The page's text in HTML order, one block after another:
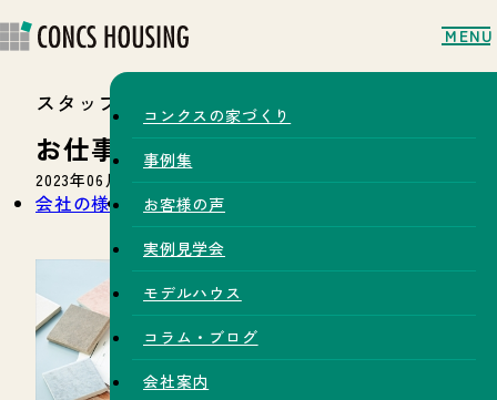
MENU
コンクスの家づくり
事例集
お客様の声
実例見学会
モデルハウス
コラム・ブログ
会社案内
スタッフブログ
お仕事紹介～コーディネーター～
2023年06月09日
会社の様子 お仕事拝見